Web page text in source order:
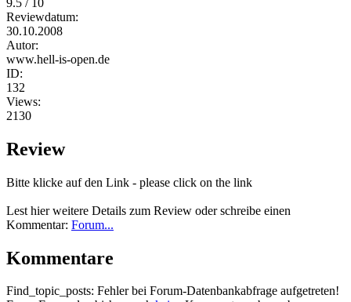
Reviewdatum:
30.10.2008
Autor:
www.hell-is-open.de
ID:
132
Views:
2130
Review
Bitte klicke auf den Link - please click on the link
Lest hier weitere Details zum Review oder schreibe einen
Kommentar: Forum...
Kommentare
Find_topic_posts: Fehler bei Forum-Datenbankabfrage aufgetreten!